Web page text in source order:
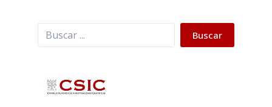
Buscar Buscar